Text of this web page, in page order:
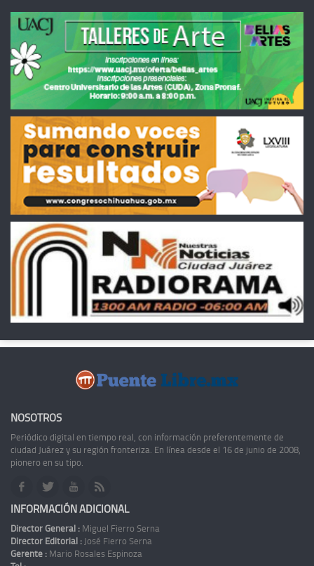
NOSOTROS
Periódico digital en tiempo real, con información preferentemente de
ciudad Juárez y su región fronteriza. En línea desde el 16 de junio de 2008,
pionero en su tipo.
INFORMACIÓN ADICIONAL
Director General : Miguel Fierro Serna
Director Editorial : José Fierro Serna
Gerente : Mario Rosales Espinoza